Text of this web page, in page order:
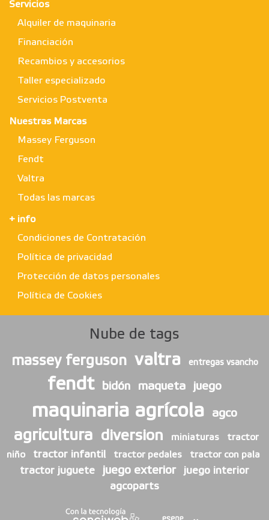
Servicios
Alquiler de maquinaria
Financiación
Recambios y accesorios
Taller especializado
Servicios Postventa
Nuestras Marcas
Massey Ferguson
Fendt
Valtra
Todas las marcas
+ info
Condiciones de Contratación
Política de privacidad
Protección de datos personales
Política de Cookies
Nube de tags
massey ferguson
valtra entregas vsancho
fendt bidón maqueta juego
maquinaria agrícola agco
agricultura diversion miniaturas tractor
niño tractor infantil tractor pedales tractor con pala
tractor juguete juego exterior
juego interior
agcoparts